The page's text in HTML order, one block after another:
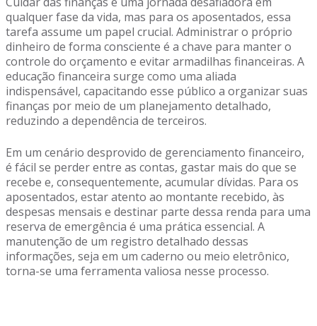
qualquer fase da vida, mas para os aposentados, essa
tarefa assume um papel crucial. Administrar o próprio
dinheiro de forma consciente é a chave para manter o
controle do orçamento e evitar armadilhas financeiras. A
educação financeira surge como uma aliada
indispensável, capacitando esse público a organizar suas
finanças por meio de um planejamento detalhado,
reduzindo a dependência de terceiros.
Em um cenário desprovido de gerenciamento financeiro,
é fácil se perder entre as contas, gastar mais do que se
recebe e, consequentemente, acumular dívidas. Para os
aposentados, estar atento ao montante recebido, às
despesas mensais e destinar parte dessa renda para uma
reserva de emergência é uma prática essencial. A
manutenção de um registro detalhado dessas
informações, seja em um caderno ou meio eletrônico,
torna-se uma ferramenta valiosa nesse processo.